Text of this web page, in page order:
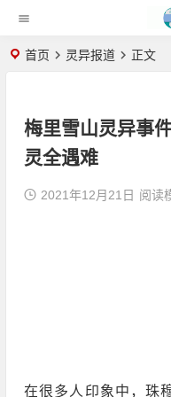
首页 灵异报道 正文
梅里雪山灵异事
灵全遇难
2021年12月21日 阅读
在很多人印象中，珠